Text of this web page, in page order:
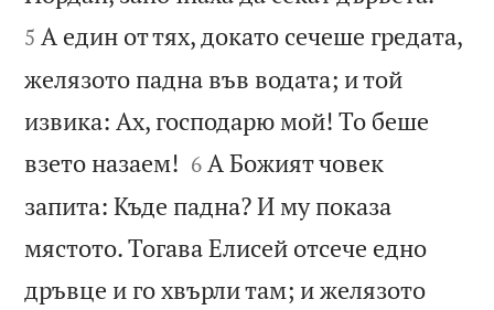
5 А един от тях, докато сечеше гредата,
желязото падна във водата; и той
извика: Ах, господарю мой! То беше
взето назаем! 

6 А Божият човек
запита: Къде падна? И му показа
мястото. Тогава Елисей отсече едно
дръвце и го хвърли там; и желязото